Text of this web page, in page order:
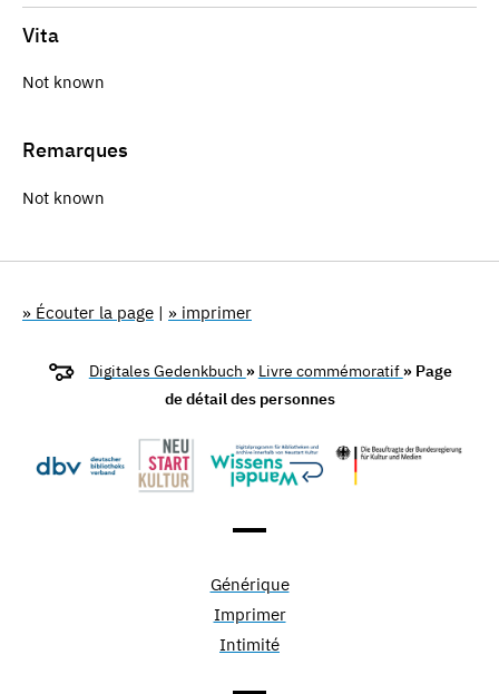
Vita
Not known
Remarques
Not known
» Écouter la page | » imprimer
Digitales Gedenkbuch » Livre commémoratif » Page
de détail des personnes
Générique
Imprimer
Intimité